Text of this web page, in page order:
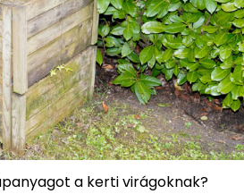
a kerti virágoknak?